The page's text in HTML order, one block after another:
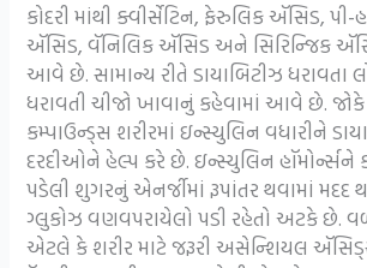
કોદરી માંથી ક્વીર્સેટિન, ફેરુલિક ઍસિડ, પી-
ઍસિડ, વૅનિલિક ઍસિડ અને સિરિન્જિક
આવે છે. સામાન્ય રીતે ડાયાબિટીઝ
ધરાવતી ચીજો ખાવાનું કહેવામાં આવે છે. જોકે
કમ્પાઉન્ડ્સ શરીરમાં ઇન્સ્યુલિન વધારીને
દરદીઓને હેલ્પ કરે છે. ઇન્સ્યુલિન હૉમોર્ન્સને
પડેલી શુગરનું એનર્જીમાં રૂપાંતર થવામાં મદદ
ગ્લુકોઝ વણવપરાયેલો પડી રહેતો અટકે છે.
એટલે કે શરીર માટે જરૂરી અસેન્શિયલ